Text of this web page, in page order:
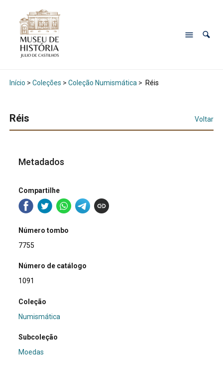
Início > Coleções > Coleção Numismática > Réis
Réis Voltar
Metadados
Compartilhe
Número tombo
7755
Número de catálogo
1091
Coleção
Numismática
Subcoleção
Moedas